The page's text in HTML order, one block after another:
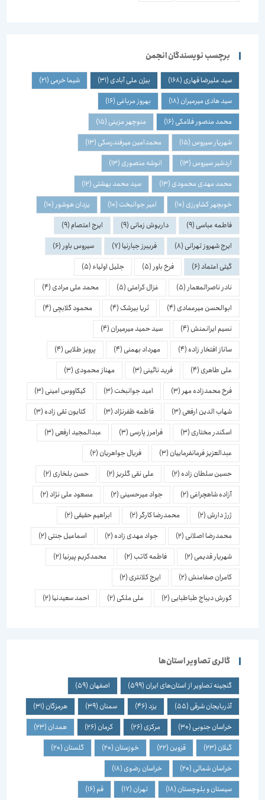
برچسب نویسندگان انجمن
سید علیرضا قهاری(168) بیژن علی آبادی(31) شیما خرمی(21)
سید هادی میرمیران(18) بهروز مرباغی(16)
محمد منصور فلامکی(16) منوچهر مزینی(15)
شهریار سیروس(15) محمدامین میرفندرسکی(13)
اردشیر سیروس(13) انوشه منصوری(13)
محمد مهدی محمودی(13) سید محمد بهشتی(12)
خوبچهر کشاورزی(10) امیر جوانبخت(10) یزدان هوشور(10)
فاطمه عباسی(9) داریوش زمانی(9) ایرج اعتصام(9)
ایرج شهروز تهرانی(8) فریبرز جبارنیا(7) سیروس باور (6)
گیتی اعتماد(6) فرخ باور (5) جلیل اولیاء(5)
نادر ناصرالمعمار(5) غزال کرامتی(5) محمد علی مرادی(4)
ابوالحسن میرعمادی(4) ثریا بیرشک(4) محمود گلابچی(4)
نسیم ایرانمنش(4) سید حمید میرمیران(4)
ساناز افتخار زاده(4) مهرداد بهمنی(4) پرویز طلایی(4)
علی طاهری(4) فرید نائینی(3) مهناز محمودی(3)
فرخ محمدزاده مهر (3) امید جوانبخت(3) کیکاووس امینی(3)
شهاب الدین ارفعی(3) فاطمه ظفرنژاد(3) کتایون تقی زاده(3)
اسكندر مختاری(3) فرامرز پارسی(3) عبدالمجید ارفعی(3)
عبدالعزیز فرمانفرماییان(3) فریال جواهریان(2)
حسین سلطان زاده(2) علی نقی گلریز(2) حسن بلخاری(2)
آزاده شاهچراغی(2) جواد میرحسینی(2) مسعود علی نژاد (2)
ژرژ دارش(2) محمدرضا کارگر(2) ابراهیم حقیقی(2)
محمدرضا اصلانی(2) جواد مهدی زاده(2) اسماعیل جنتی(2)
شهریار قدیمی(2) فاطمه کاتب(2) محمدکریم پیرنیا(2)
کامران صفامنش(2) ایرج کلانتری(2)
کورش دیباج طباطبایی(2) علی ملکی(2) احمد سعیدنیا(2)
گالری تصاویر استان‌ها
گنجینه تصاویر از استان‌های ایران(599) اصفهان(59)
آذربایجان شرقی(55)
(46) سمنان(39) هرمزگان(31)
خراسان جنوبی(30) مرکزی(26) کرمان(26) همدان(23)
گیلان(23) قزوین(22) خوزستان(20) گلستان(20)
خراسان شمالی(20) خراسان رضوی(18)
سیستان و بلوچستان(18) تهران(17)
(16)